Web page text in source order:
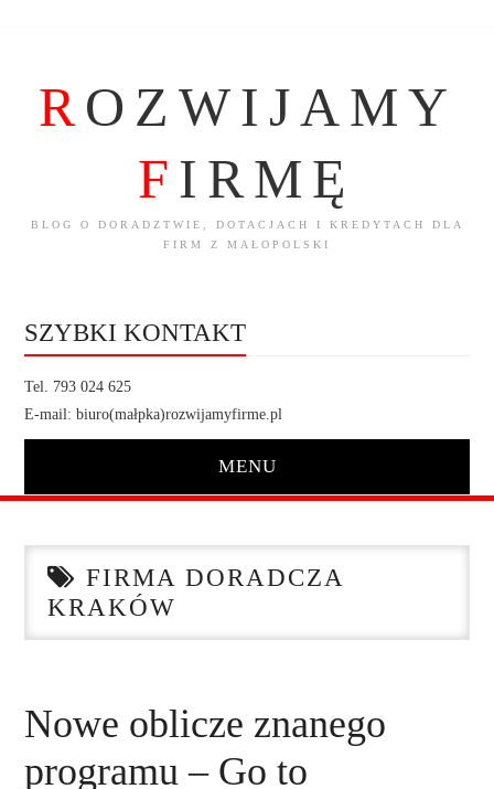
ROZWIJAMY
F IRMĘ
BLOG O DORADZTWIE, DOTACJACH I KREDYTACH DLA
FIRM Z MAŁOPOLSKI
SZYBKI KONTAKT
Tel. 793 024 625
E-mail: biuro(małpka)rozwijamyfirme.pl
MENU
O NAS
SZKOLENIA
ZADAJ PYTANIE
FIRMA DORADCZA
KRAKÓW
Nowe oblicze znanego
programu – Go to